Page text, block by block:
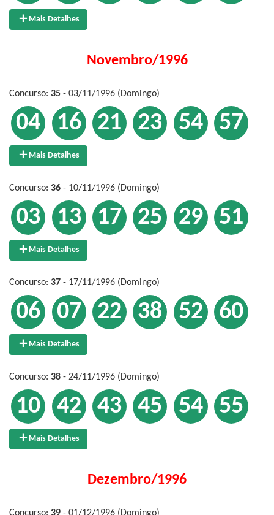
Mais Detalhes
Novembro/1996
Concurso: 35 - 03/11/1996 (Domingo)
04 16 21 23 54 57
Mais Detalhes
Concurso: 36 - 10/11/1996 (Domingo)
03 13 17 25 29 51
Mais Detalhes
Concurso: 37 - 17/11/1996 (Domingo)
06 07 22 38 52 60
Mais Detalhes
Concurso: 38 - 24/11/1996 (Domingo)
10 42 43 45 54 55
Mais Detalhes
Dezembro/1996